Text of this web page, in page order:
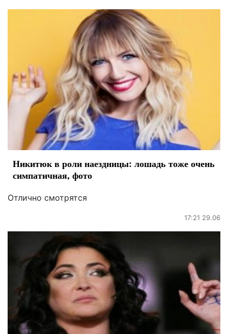
Никитюк в роли наездницы: лошадь тоже очень
симпатичная, фото
Отлично смотрятся
17:21 29.06